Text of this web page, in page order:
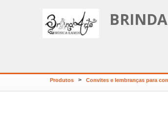
Produtos > Convites e lembranças para